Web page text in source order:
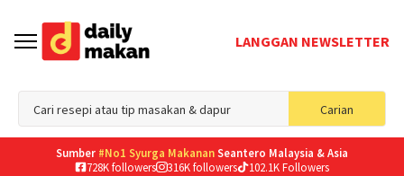
LANGGAN NEWSLETTER
Carian
for:
Sumber #No1 Syurga MakananSeantero Malaysia & Asia
728K followers
316K followers 102.1K Followers